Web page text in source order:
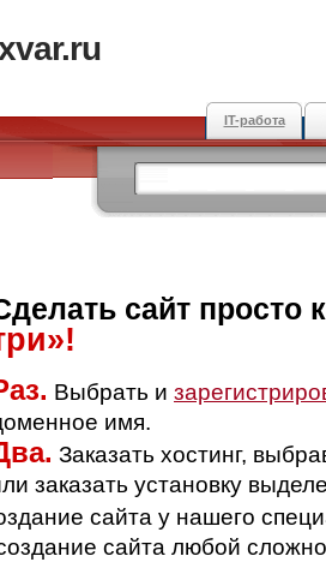
IT-работа
сайт просто
Выбрать и
имя.
Заказать хостинг,
заказать установку
сайта у нашего
сайта любой